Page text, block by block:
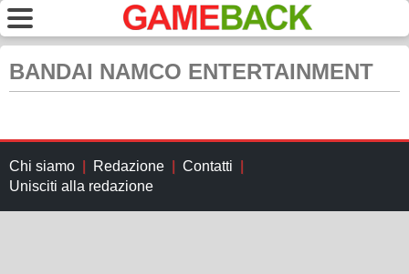
BANDAI NAMCO ENTERTAINMENT
Chi siamo Redazione
Contatti
Unisciti alla redazione